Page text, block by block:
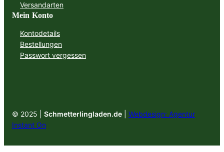
Versandarten
Mein Konto
Kontodetails
Bestellungen
Passwort vergessen
© 2025 | Schmetterlingladen.de
Webdesign: Agentur
Instant On